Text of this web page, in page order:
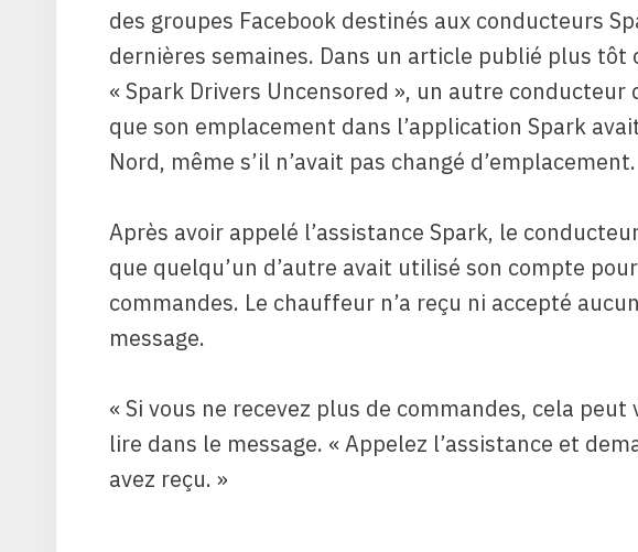
des groupes Facebook destinés aux conducteurs
dernières semaines. Dans un article publié plus tôt
« Spark Drivers Uncensored », un autre conducteur
que son emplacement dans l’application Spark
Nord, même s’il n’avait pas changé d’emplacement.
Après avoir appelé l’assistance Spark, le
que quelqu’un d’autre avait utilisé son compte
commandes. Le chauffeur n’a reçu ni accepté
message.
« Si vous ne recevez plus de commandes, cela
lire dans le message. « Appelez l’assistance et
avez reçu. »